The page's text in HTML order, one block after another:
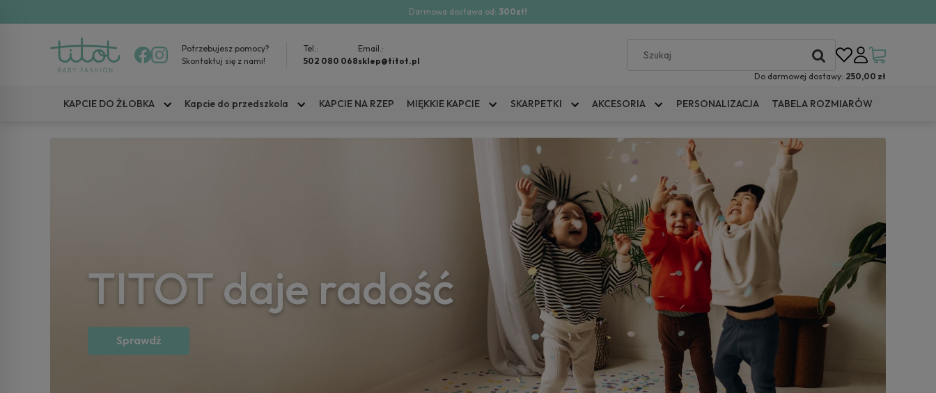
Darmowa dostawa od: 300zł!
Potrzebujesz pomocy?
Skontaktuj się z nami!
Tel.:
502 080 068
Email.:
sklep@titot.pl
Do darmowej dostawy: 250,00 zł
KAPCIE DO ŻŁOBKA Kapcie do przedszkola KAPCIE NA RZEP MIĘKKIE KAPCIE SKARPETKI AKCESORIA PERSONALIZACJA TABELA ROZMIARÓW
Najlepsze
kapcie dla dzieci